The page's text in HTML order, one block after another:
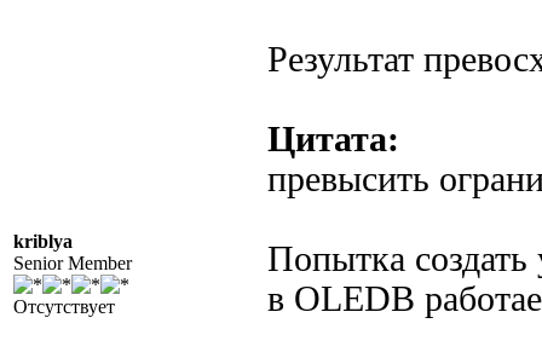
kriblya
Senior Member
Отсутствует
Результат
Цитата:
превысить
Попытка
в OLEDB